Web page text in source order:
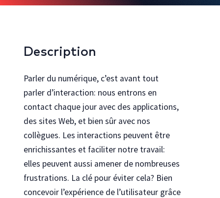
Description
Parler du numérique, c’est avant tout
parler d’interaction: nous entrons en
contact chaque jour avec des applications,
des sites Web, et bien sûr avec nos
collègues. Les interactions peuvent être
enrichissantes et faciliter notre travail:
elles peuvent aussi amener de nombreuses
frustrations. La clé pour éviter cela? Bien
concevoir l’expérience de l’utilisateur grâce
Bureautique et infonuagique
Découvrez comment personnaliser nos formations pour votre
organisation
Programmes
Explorez les programmes en technologies de l’Université Laval
Se connecter au portail gouvernemental
Vous travaillez pour le gouvernement du Québec ? Accéder à votre
catalogue de formation dédié